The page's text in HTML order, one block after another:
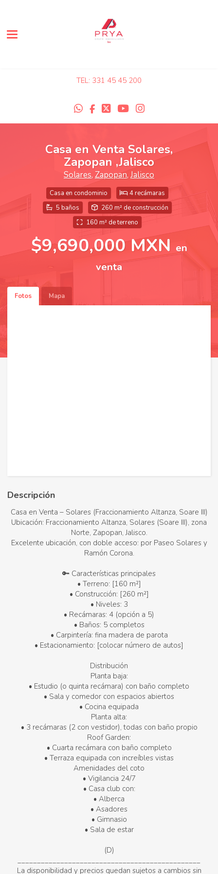
Toggle navigation
TEL: 331 45 45 200
Casa en Venta Solares,
Zapopan ,Jalisco
Solares, Zapopan, Jalisco
Casa en condominio
4 recámaras
5 baños
260 m² de construcción
160 m² de terreno
$9,690,000 MXN en
venta
Fotos Mapa
Descripción
Casa en Venta – Solares (Fraccionamiento Altanza, Soare III)
Ubicación: Fraccionamiento Altanza, Solares (Soare III), zona
Norte, Zapopan, Jalisco.
Excelente ubicación, con doble acceso: por Paseo Solares y
Ramón Corona.
🔑 Características principales
• Terreno: [160 m²]
• Construcción: [260 m²]
• Niveles: 3
• Recámaras: 4 (opción a 5)
• Baños: 5 completos
• Carpintería: fina madera de parota
• Estacionamiento: [colocar número de autos]
Distribución
Planta baja:
• Estudio (o quinta recámara) con baño completo
• Sala y comedor con espacios abiertos
• Cocina equipada
Planta alta:
• 3 recámaras (2 con vestidor), todas con baño propio
Roof Garden:
• Cuarta recámara con baño completo
• Terraza equipada con increíbles vistas
Amenidades del coto
• Vigilancia 24/7
• Casa club con:
• Alberca
• Asadores
• Gimnasio
• Sala de estar
(D)
_______________________________________________
La disponibilidad y precios quedan sujetos a cambios sin